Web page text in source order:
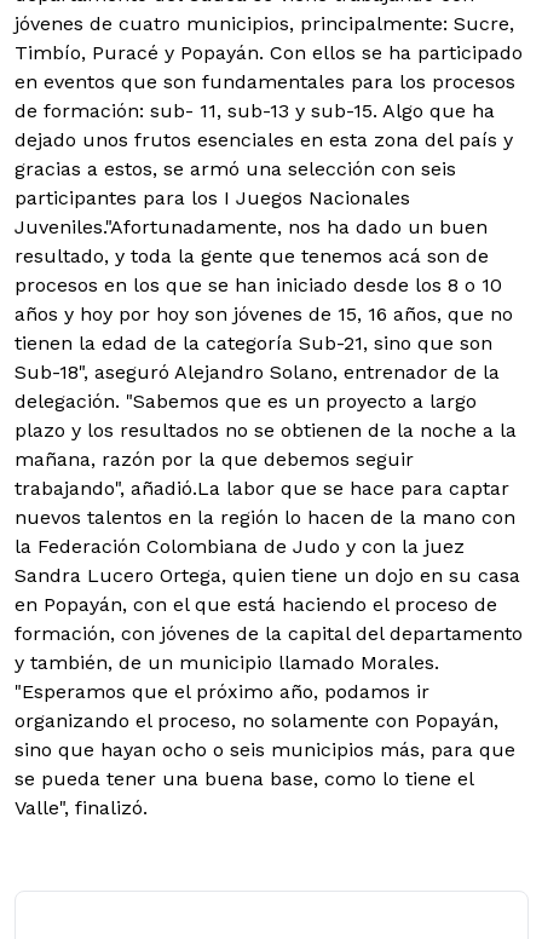
jóvenes de cuatro municipios, principalmente: Sucre,
Timbío, Puracé y Popayán. Con ellos se ha participado
en eventos que son fundamentales para los procesos
de formación: sub- 11, sub-13 y sub-15. Algo que ha
dejado unos frutos esenciales en esta zona del país y
gracias a estos, se armó una selección con seis
participantes para los I Juegos Nacionales
Juveniles."Afortunadamente, nos ha dado un buen
resultado, y toda la gente que tenemos acá son de
procesos en los que se han iniciado desde los 8 o 10
años y hoy por hoy son jóvenes de 15, 16 años, que no
tienen la edad de la categoría Sub-21, sino que son
Sub-18", aseguró Alejandro Solano, entrenador de la
delegación. "Sabemos que es un proyecto a largo
plazo y los resultados no se obtienen de la noche a la
mañana, razón por la que debemos seguir
trabajando", añadió.La labor que se hace para captar
nuevos talentos en la región lo hacen de la mano con
la Federación Colombiana de Judo y con la juez
Sandra Lucero Ortega, quien tiene un dojo en su casa
en Popayán, con el que está haciendo el proceso de
formación, con jóvenes de la capital del departamento
y también, de un municipio llamado Morales.
"Esperamos que el próximo año, podamos ir
organizando el proceso, no solamente con Popayán,
sino que hayan ocho o seis municipios más, para que
se pueda tener una buena base, como lo tiene el
Valle", finalizó.